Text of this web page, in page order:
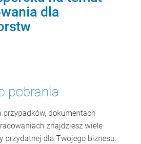
dla
pobrania
dokumentach
znajdziesz wiele
przydatnej dla Twojego biznesu.